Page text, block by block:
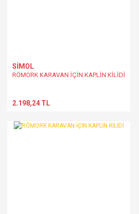
SİMOL
RÖMORK KARAVAN İÇİN KAPLİN KİLİDİ
2.198,24 TL